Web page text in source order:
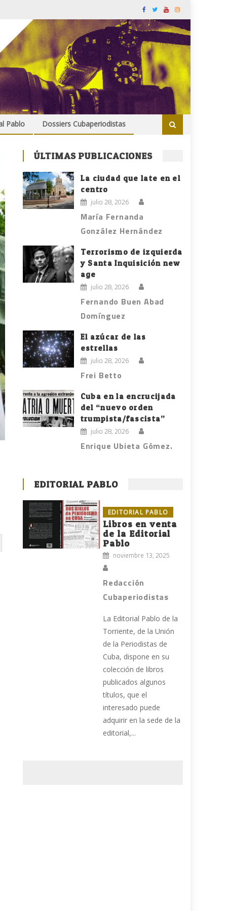
Pablo Dossiers Cubaperiodistas
ÚLTIMAS PUBLICACIONES
La ciudad que late en el
centro
julio 28, 2026
María Fernanda
González Hernández
Terrorismo de izquierda
y Santa Inquisición new
age
julio 28, 2026
Fernando Buen Abad
Domínguez
El azúcar de las
estrellas
julio 28, 2026
Frei Betto
Cuba en la encrucijada
del “nuevo orden
trumpista/fascista”
julio 28, 2026
Enrique Ubieta Gómez.
EDITORIAL PABLO
EDITORIAL PABLO
Libros en venta
de la Editorial
Pablo
noviembre 13, 2025
Redacción
Cubaperiodistas
La Editorial Pablo de la
Torriente, de la Unión
de la Periodistas de
Cuba, dispone en su
colección de libros
publicados algunos
títulos, que el
interesado puede
adquirir en la sede de la
editorial,...